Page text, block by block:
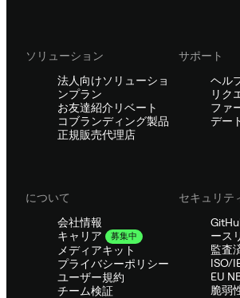
ソリューション
法人向けソリューショ
ンプラン
お友達紹介リベート
コブランディング製品
正規販売代理店
サポート
ヘル
リク
ファ
デー
について
会社情報
キャリア
募集中
メディアキット
プライバシーポリシー
ユーザー規約
チーム検証
セキュリテ
ース
監査
ISO/
EU
脆弱